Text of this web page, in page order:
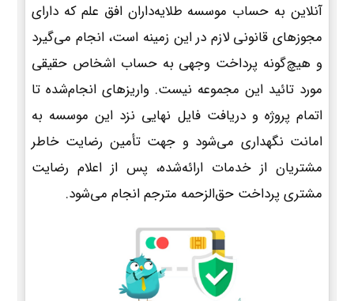
آنلاین به حساب موسسه طلایه‌داران افق علم که دارای
مجوزهای قانونی لازم در این زمینه است، انجام می‌گیرد
و هیچ‌گونه پرداخت وجهی به حساب اشخاص حقیقی
مورد تائید این مجموعه نیست. واریزهای انجام‌شده تا
اتمام پروژه و دریافت فایل نهایی نزد این موسسه به
امانت نگهداری می‌شود و جهت تأمین رضایت خاطر
مشتریان از خدمات ارائه‌شده، پس از اعلام رضایت
مشتری پرداخت حق‌الزحمه مترجم انجام می‌شود.